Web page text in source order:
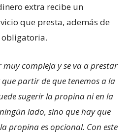
extra recibe un
que presta, además de
obligatoria.
muy compleja y se va a prestar
partir de que tenemos a la
sugerir la propina ni en la
lado, sino que hay que
propina es opcional. Con este